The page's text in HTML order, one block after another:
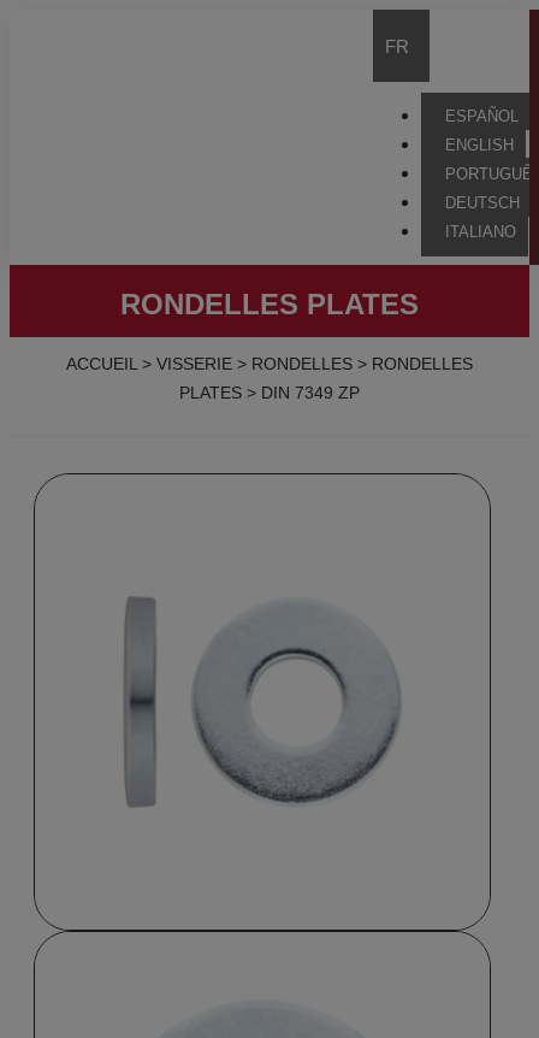
FR
ESPAÑOL
ENGLISH
DEUTSCH
ITALIANO
RONDELLES PLATES
ACCUEIL > VISSERIE > RONDELLES > RONDELLES
PLATES > DIN 7349 ZP